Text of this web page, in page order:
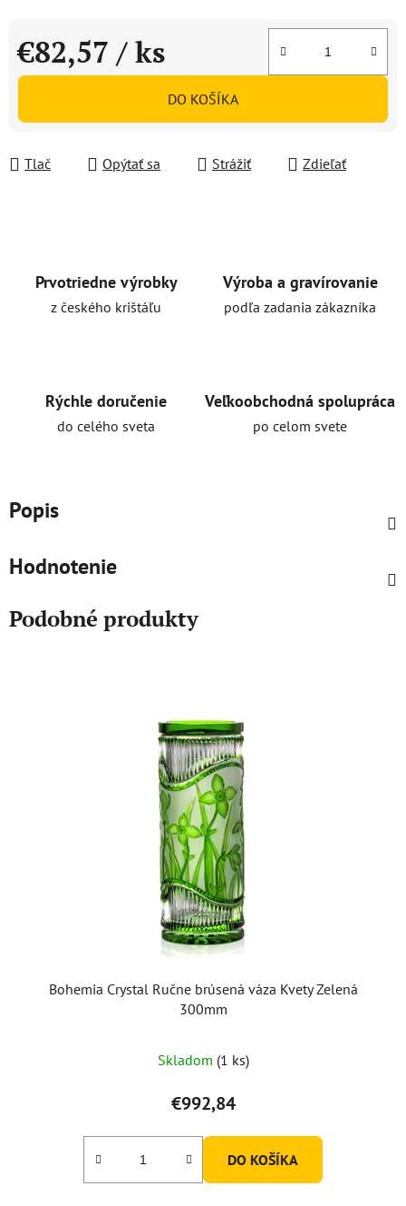
€82,57 / ks
Jednotková cena:
DO KOŠÍKA
Tlač Opýtať sa Strážiť Zdieľať
Prvotriedne výrobky
z českého krištáľu
Výroba a gravírovanie
podľa zadania zákazníka
Rýchle doručenie
do celého sveta
Veľkoobchodná spolupráca
po celom svete
Popis
Hodnotenie
Podobné produkty
Bohemia Crystal Ručne brúsená váza Kvety Zelená
300mm
Skladom (1 ks)
€992,84
DO KOŠÍKA